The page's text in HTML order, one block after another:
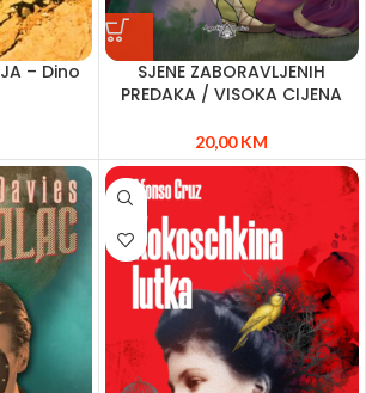
– Dino
SJENE ZABORAVLJENIH
PREDAKA / VISOKA CIJENA
20,00KM